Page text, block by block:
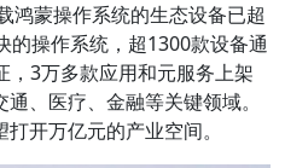
鸿蒙操作系统的生态设备已超
的操作系统，超1300款设备通
3万多款应用和元服务上架
、医疗、金融等关键领域。
开万亿元的产业空间。